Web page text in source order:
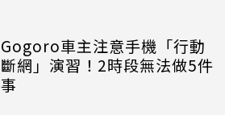
Gogoro車主注意手機「行動
斷網」演習！2時段無法做5件
事